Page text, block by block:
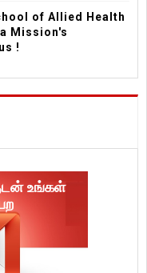
of Allied Health
Mission's
!
உங்கள்